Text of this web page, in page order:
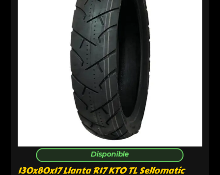
Disponible
130x80x17 Llanta R17 KTO TL Sellomatic